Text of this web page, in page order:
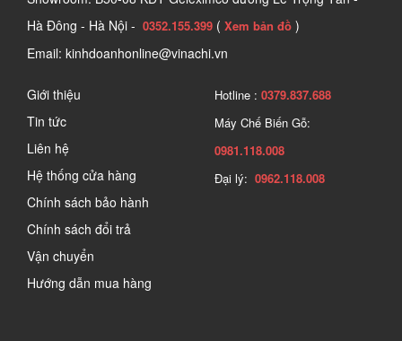
Hà Đông - Hà Nội - 0352.155.399 ( Xem bản đồ )
Email: kinhdoanhonline@vinachi.vn
Giới thiệu
Tin tức
Liên hệ
Hệ thống cửa hàng
Chính sách bảo hành
Chính sách đổi trả
Vận chuyển
Hướng dẫn mua hàng
Hotline : 0379.837.688
Máy Chế Biến Gỗ:
0981.118.008
Đại lý: 0962.118.008